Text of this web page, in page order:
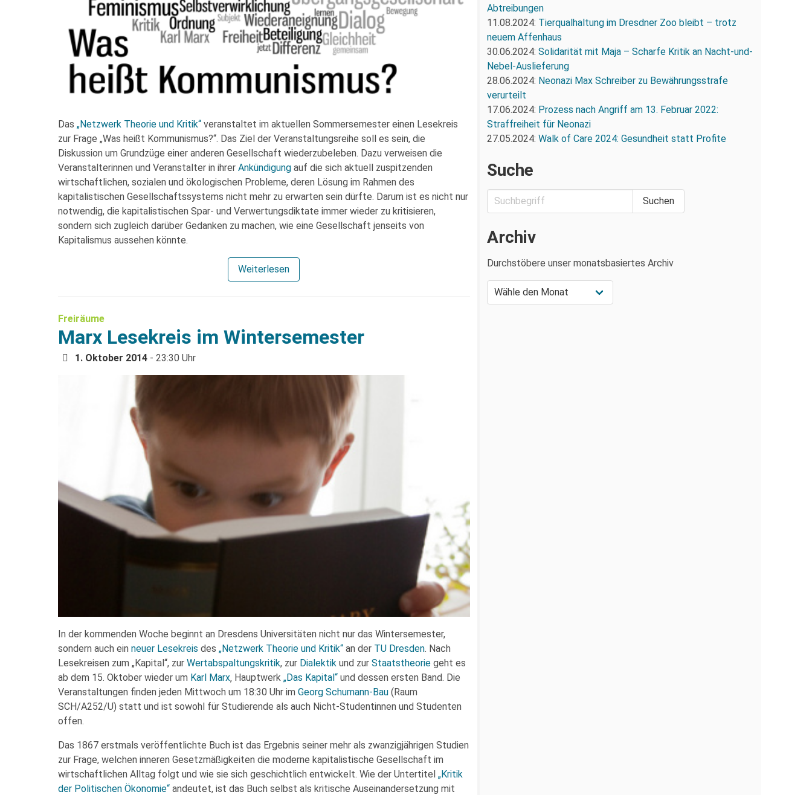
Das „Netzwerk Theorie und Kritik“ veranstaltet im aktuellen Sommersemester einen Lesekreis
zur Frage „Was heißt Kommunismus?“. Das Ziel der Veranstaltungsreihe soll es sein, die
Diskussion um Grundzüge einer anderen Gesellschaft wiederzubeleben. Dazu verweisen die
Veranstalterinnen und Veranstalter in ihrer Ankündigung auf die sich aktuell zuspitzenden
wirtschaftlichen, sozialen und ökologischen Probleme, deren Lösung im Rahmen des
kapitalistischen Gesellschaftssystems nicht mehr zu erwarten sein dürfte. Darum ist es nicht nur
notwendig, die kapitalistischen Spar- und Verwertungsdiktate immer wieder zu kritisieren,
sondern sich zugleich darüber Gedanken zu machen, wie eine Gesellschaft jenseits von
Kapitalismus aussehen könnte.
Weiterlesen
Freiräume
Marx Lesekreis im Wintersemester
1. Oktober 2014 - 23:30 Uhr
In der kommenden Woche beginnt an Dresdens Universitäten nicht nur das Wintersemester,
sondern auch ein neuer Lesekreis des „Netzwerk Theorie und Kritik“ an der TU Dresden. Nach
Lesekreisen zum „Kapital“, zur Wertabspaltungskritik, zur Dialektik und zur Staatstheorie geht es
ab dem 15. Oktober wieder um Karl Marx‚ Hauptwerk „Das Kapital“ und dessen ersten Band. Die
Veranstaltungen finden jeden Mitt­woch um 18:30 Uhr im Georg Schu­mann-​Bau (Raum
SCH/A252/U) statt und ist sowohl für Studierende als auch Nicht-Studentinnen und Studenten
offen.
Das 1867 erstmals veröffentlichte Buch ist das Ergebnis seiner mehr als zwanzigjährigen Studien
zur Frage, welchen inneren Gesetzmäßigkeiten die moderne kapitalistische Gesellschaft im
wirtschaftlichen Alltag folgt und wie sie sich geschichtlich entwickelt. Wie der Untertitel „Kritik
der Politischen Ökonomie“ andeutet, ist das Buch selbst als kritische Auseinandersetzung mit
Abtreibungen
11.08.2024: Tierqualhaltung im Dresdner Zoo bleibt – trotz
neuem Affenhaus
30.06.2024: Solidarität mit Maja – Scharfe Kritik an Nacht-und-
Nebel-Auslieferung
28.06.2024: Neonazi Max Schreiber zu Bewährungsstrafe
verurteilt
17.06.2024: Prozess nach Angriff am 13. Februar 2022:
Straffreiheit für Neonazi
27.05.2024: Walk of Care 2024: Gesundheit statt Profite
Suche
Archiv
Durchstöbere unser monatsbasiertes Archiv